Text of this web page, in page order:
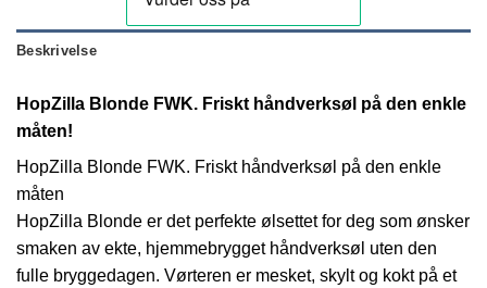
Beskrivelse
HopZilla Blonde FWK. Friskt håndverksøl på den enkle
måten!
HopZilla Blonde FWK. Friskt håndverksøl på den enkle
måten
HopZilla Blonde er det perfekte ølsettet for deg som ønsker
smaken av ekte, hjemmebrygget håndverksøl uten den
fulle bryggedagen. Vørteren er mesket, skylt og kokt på et